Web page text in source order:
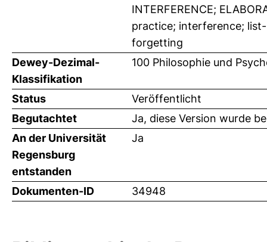
INTERFERENCE;
practice; interference;
forgetting
Dewey-Dezimal-
Klassifikation
100 Philosophie und
Status
Veröffentlicht
Begutachtet
Ja, diese Version wurde
An der Universität
Regensburg
entstanden
Ja
Dokumenten-ID 34948